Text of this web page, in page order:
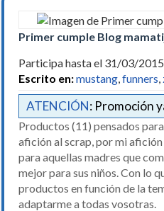
Primer cumple Blog
Participa hasta el 31/03/2015
Escrito en:mustang,funners,
ATENCIÓN: Promoción
Productos (11) pensados
afición al scrap, por mi
para aquellas madres que
mejor para sus niños. Con lo
productos en función de la
adaptarme a todas vosotras.